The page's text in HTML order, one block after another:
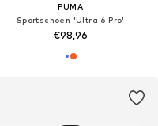
PUMA
Sportschoen 'Ultra 6 Pro'
€98,96